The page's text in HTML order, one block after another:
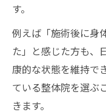
す。
例えば「施術後に身
た」と感じた方も、
康的な状態を維持で
ている整体院を選ぶ
きます。